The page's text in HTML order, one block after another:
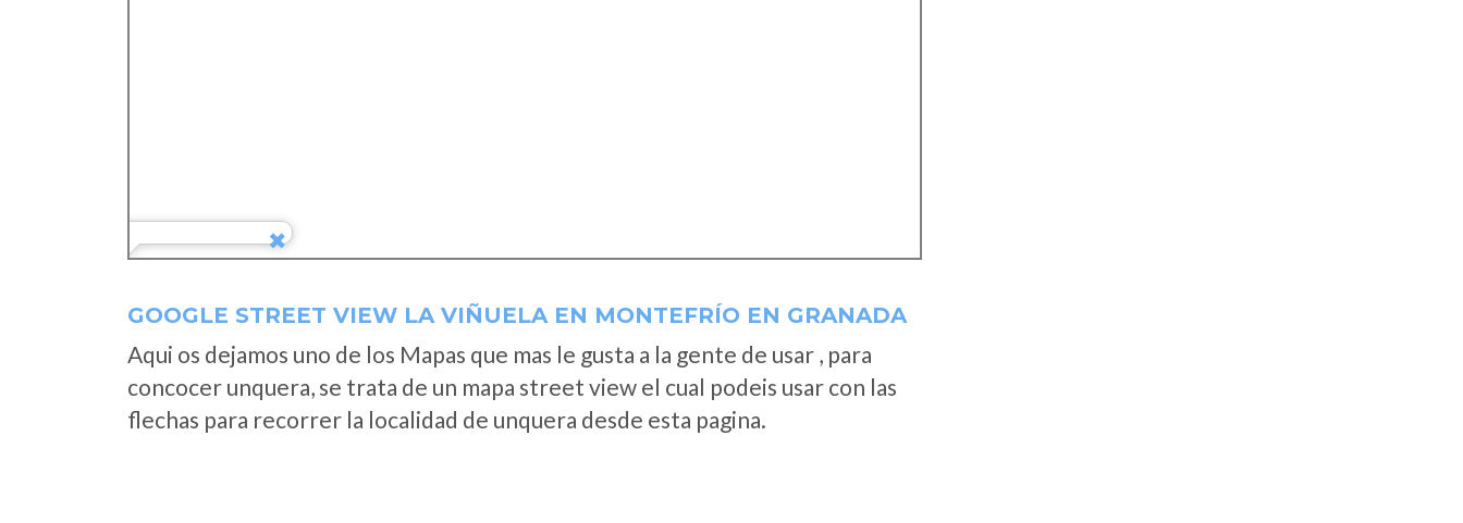
GOOGLE STREET VIEW LA VIÑUELA EN MONTEFRÍO EN GRANADA
Aqui os dejamos uno de los Mapas que mas le gusta a la gente de usar , para
concocer unquera, se trata de un mapa street view el cual podeis usar con las
flechas para recorrer la localidad de unquera desde esta pagina.